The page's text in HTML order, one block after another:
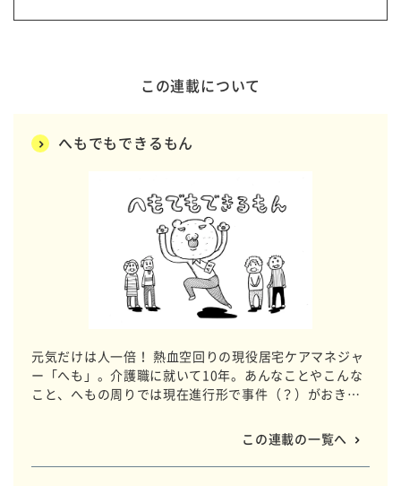
この連載について
へもでもできるもん
元気だけは人一倍！ 熱血空回りの現役居宅ケアマネジャ
ー「へも」。介護職に就いて10年。あんなことやこんな
こと、へもの周りでは現在進行形で事件（？）がおきて
この連載の一覧へ